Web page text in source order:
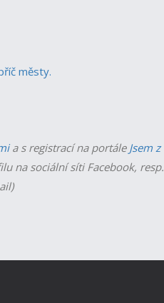
městy.
a s registrací na portále Jsem z
na sociální síti Facebook, resp.